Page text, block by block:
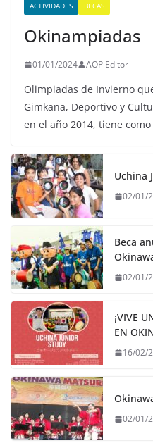
ACTIVIDADES BECAS
Okinampiadas
01/01/2024 AOP Editor
Olimpiadas de Invierno
Gimkana, Deportivo y
en el año 2014, tiene
Uchina
02/01/
Beca
02/01/
¡VIVE
EN
16/02/
02/01/